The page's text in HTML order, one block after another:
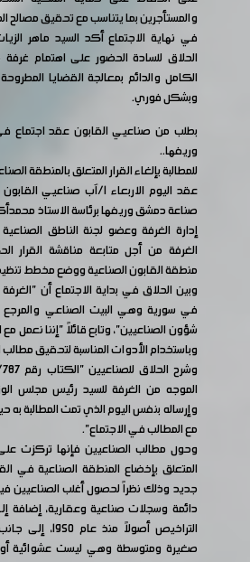
والمستأجرين بما يتناسب مع تحقيق مصالح
في نهاية الاجتماع أكد السيد ماهر
الحلاق للسادة الحضور على اهتمام
الكامل والدائم بمعالجة القضايا
وبشكل فوري.
بطلب من صناعيي القابون عقد
وريفها..
للمطالبة بإلغاء القرار المتعلق بالمنطقة
عقد اليوم الاربعاء 1/آب
صناعة دمشق وريفها برئاسة الاستاذ
إدارة الغرفة وعضو لجنة الناطق
الغرفة من أجل متابعة مناقشة
منطقة القابون الصناعية ووضع مخطط
وبين الحلاق في بداية الاجتماع أن
في سورية وهي البيت الصناعي والمرجع
شؤون الصناعيين"، وتابع قائلاً "إننا نعمل
وباستخدام الأدوات المناسبة لتحقيق
الموجه من الغرفة للسيد رئيس مجلس
وإرساله بنفس اليوم الذي تمت المطالبة
مع المطالب في الاجتماع".
وحول مطالب الصناعيين فإنها تركزت على
المتعلق بإخضاع المنطقة الصناعية في
جديد وذلك نظراً لحصول أغلب الصناعيين
دائمة وسجلات صناعية وعقارية،
التراخيص أصولاً
صغيرة ومتوسطة وهي ليست عشوائية أو